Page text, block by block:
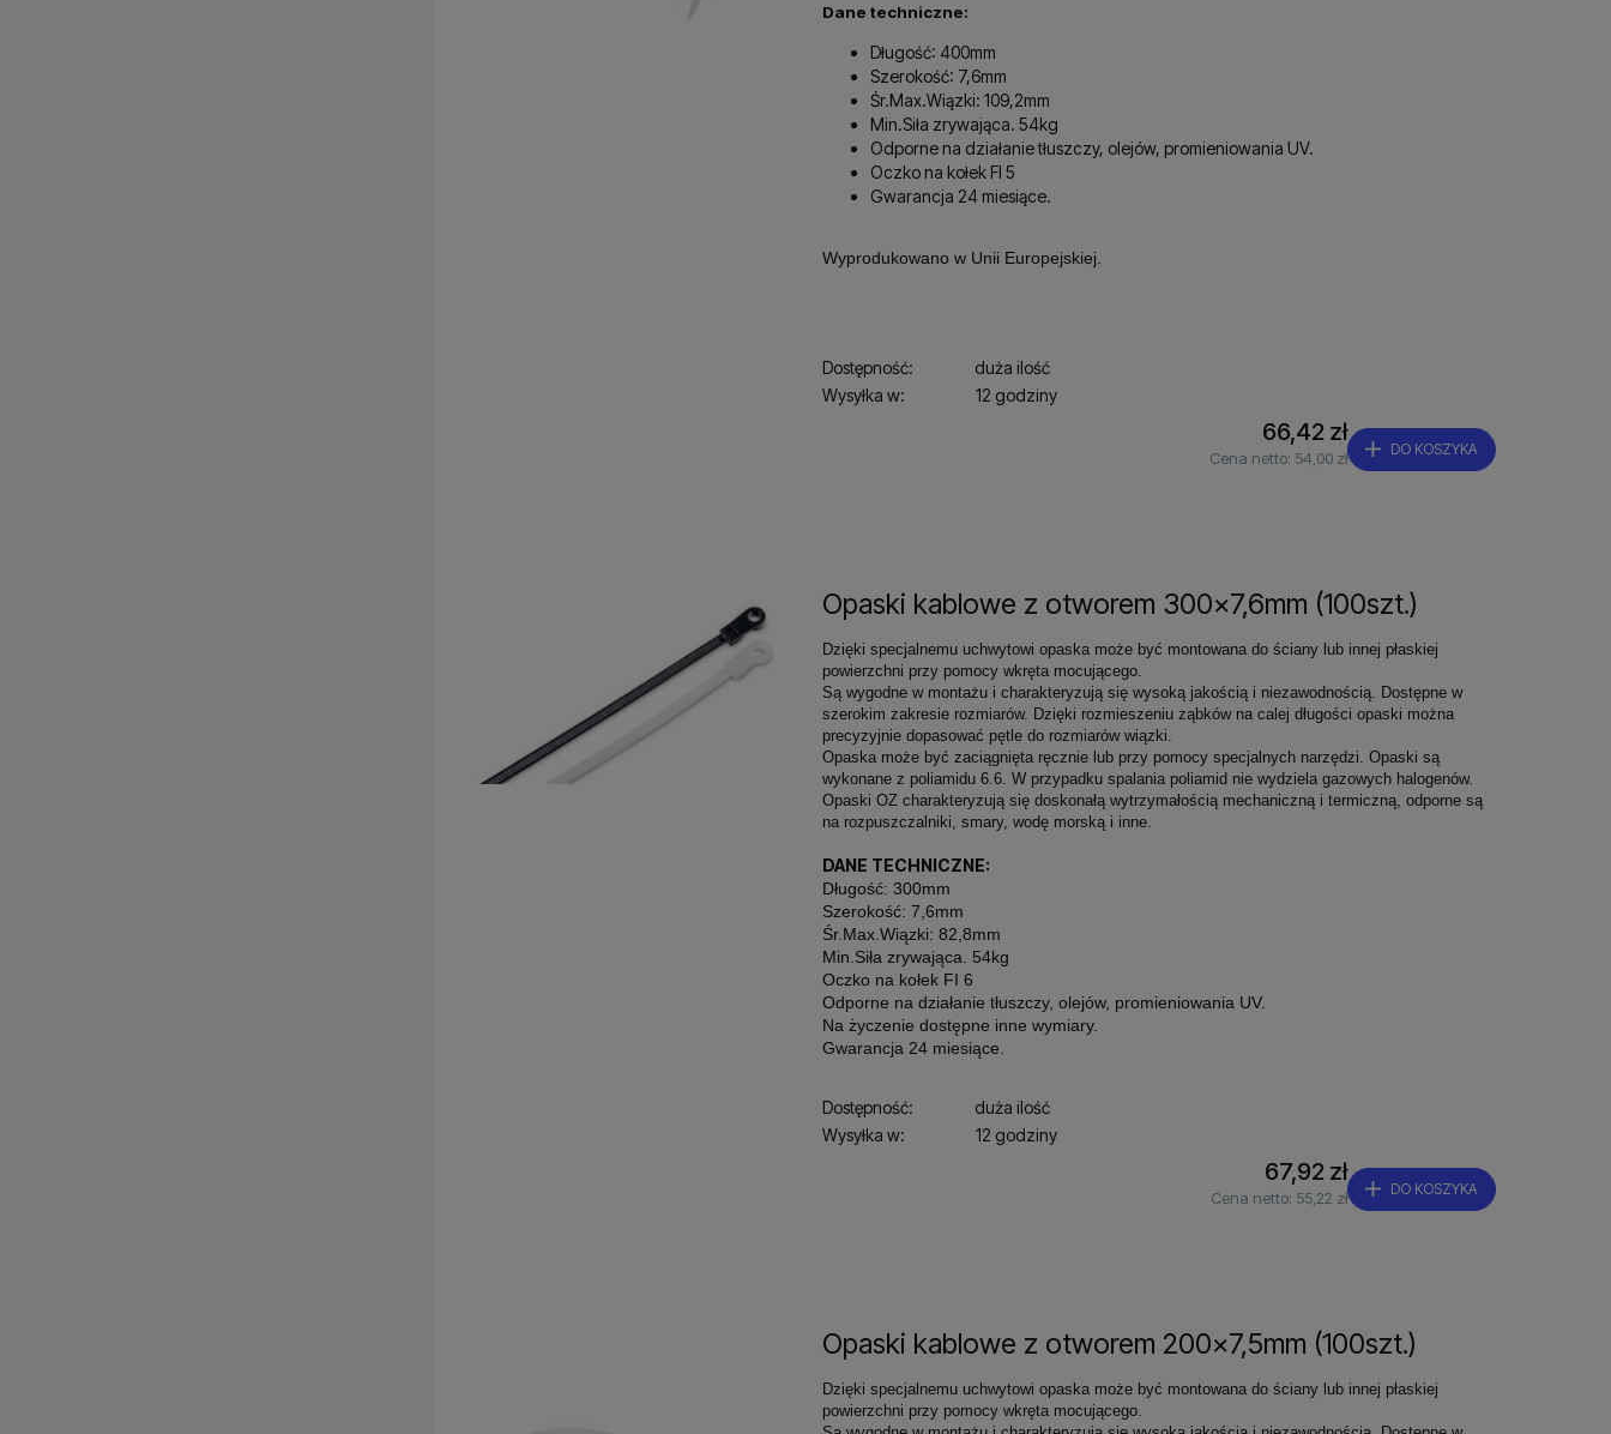
Dane techniczne:
Długość: 400mm
Szerokość: 7,6mm
Śr.Max.Wiązki: 109,2mm
Min.Siła zrywająca. 54kg
Odporne na działanie tłuszczy, olejów, promieniowania UV.
Oczko na kołek FI 5
Gwarancja 24 miesiące.
Wyprodukowano w Unii Europejskiej.
Dostępność:
duża ilość
Wysyłka w:
12 godziny
66,42 zł
Cena netto: 54,00 zł DO KOSZYKA
Opaski kablowe z otworem 300x7,6mm (100szt.)
Dzięki specjalnemu uchwytowi opaska może być montowana do ściany lub innej płaskiej
powierzchni przy pomocy wkręta mocującego.
Są wygodne w montażu i charakteryzują się wysoką jakością i niezawodnością. Dostępne w
szerokim zakresie rozmiarów. Dzięki rozmieszeniu ząbków na calej długości opaski można
precyzyjnie dopasować pętle do rozmiarów wiązki.
Opaska może być zaciągnięta ręcznie lub przy pomocy specjalnych narzędzi. Opaski są
wykonane z poliamidu 6.6. W przypadku spalania poliamid nie wydziela gazowych halogenów.
Opaski OZ charakteryzują się doskonałą wytrzymałością mechaniczną i termiczną, odporne są
na rozpuszczalniki, smary, wodę morską i inne.
DANE TECHNICZNE:
Długość: 300mm
Szerokość: 7,6mm
Śr.Max.Wiązki: 82,8mm
Min.Siła zrywająca. 54kg
Oczko na kołek FI 6
Odporne na działanie tłuszczy, olejów, promieniowania UV.
Na życzenie dostępne inne wymiary.
Gwarancja 24 miesiące.
Dostępność:
duża ilość
Wysyłka w:
12 godziny
67,92 zł
Cena netto: 55,22 zł DO KOSZYKA
Opaski kablowe z otworem 200x7,5mm (100szt.)
Dzięki specjalnemu uchwytowi opaska może być montowana do ściany lub innej płaskiej
powierzchni przy pomocy wkręta mocującego.